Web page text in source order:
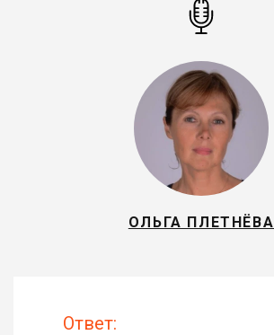
ОЛЬГА ПЛЕТНЁВА
Ответ: